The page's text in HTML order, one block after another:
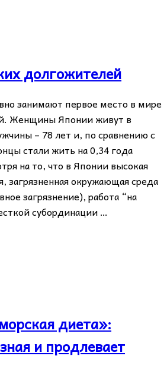
долгожителей
занимают первое место в мире
Женщины Японии живут в
– 78 лет и, по сравнению с
стали жить на 0,34 года
на то, что в Японии высокая
загрязненная окружающая среда
загрязнение), работа “на
субординации …
диета»:
и продлевает